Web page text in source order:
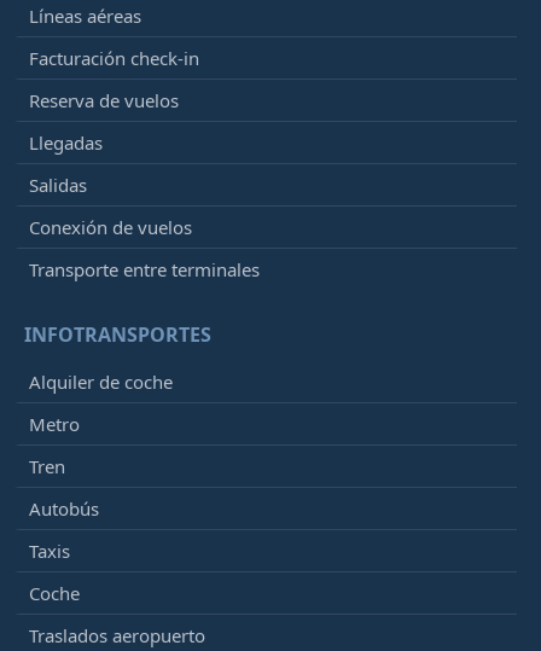
Líneas aéreas
Facturación check-in
Reserva de vuelos
Llegadas
Salidas
Conexión de vuelos
Transporte entre terminales
INFOTRANSPORTES
Alquiler de coche
Metro
Tren
Autobús
Taxis
Coche
Traslados aeropuerto